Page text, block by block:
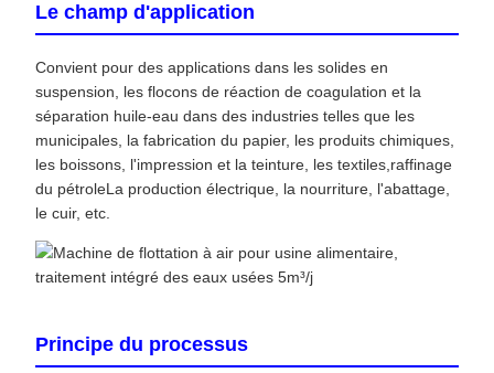
Le champ d'application
Convient pour des applications dans les solides en
suspension, les flocons de réaction de coagulation et la
séparation huile-eau dans des industries telles que les
municipales, la fabrication du papier, les produits chimiques,
les boissons, l'impression et la teinture, les textiles,raffinage
du pétroleLa production électrique, la nourriture, l'abattage,
le cuir, etc.
Principe du processus